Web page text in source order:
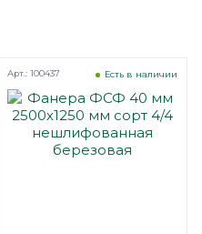
Есть в наличии
Арт.: 100437